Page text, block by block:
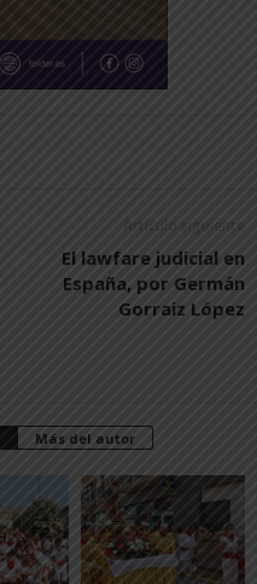
Artículo siguiente
El lawfare judicial en
España, por Germán
Gorraiz López
Más del autor